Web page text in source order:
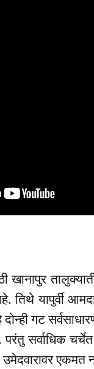
खानापुर
तिथे यापुर्वी
गट
सर्वाधिक
एकमत